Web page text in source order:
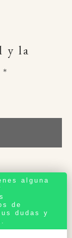
y la
*
alguna
de
dudas y